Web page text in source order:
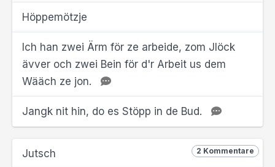
Höppemötzje
Ich han zwei Ärm för ze arbeide, zom Jlöck
ävver och zwei Bein för d'r Arbeit us dem
Wääch ze jon.
Jangk nit hin, do es Stöpp in de Bud.
2 Kommentare
Jutsch